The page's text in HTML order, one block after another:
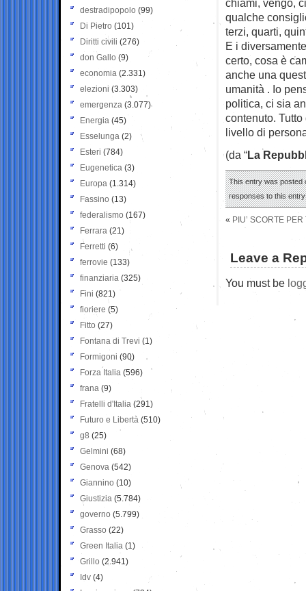
chiami, vengo,
qualche
terzi, quarti,
E i
certo, cosa è
anche una
umanità . Io
politica, ci sia
contenuto.
livello di
(da “La
This entry was posted
responses to this
« PIU’ SCORTE
Leave a
You must be
destradipopolo (99)
Di Pietro (101)
Diritti civili (276)
don Gallo (9)
economia (2.331)
elezioni (3.303)
emergenza (3.077)
Energia (45)
Esselunga (2)
Esteri (784)
Eugenetica (3)
Europa (1.314)
Fassino (13)
federalismo (167)
Ferrara (21)
Ferretti (6)
ferrovie (133)
finanziaria (325)
Fini (821)
fioriere (5)
Fitto (27)
Fontana di Trevi (1)
Formigoni (90)
Forza Italia (596)
frana (9)
Fratelli d'Italia (291)
Futuro e Libertà (510)
g8 (25)
Gelmini (68)
Genova (542)
Giannino (10)
Giustizia (5.784)
governo (5.799)
Grasso (22)
Green Italia (1)
Grillo (2.941)
Idv (4)